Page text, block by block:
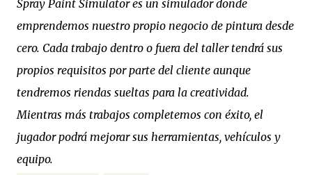
Spray Paint Simulator es un simulador donde
emprendemos nuestro propio negocio de pintura desde
cero. Cada trabajo dentro o fuera del taller tendrá sus
propios requisitos por parte del cliente aunque
tendremos riendas sueltas para la creatividad.
Mientras más trabajos completemos con éxito, el
jugador podrá mejorar sus herramientas, vehículos y
equipo.